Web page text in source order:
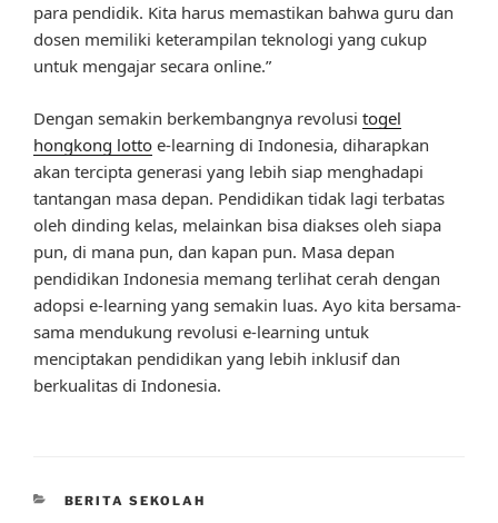
para pendidik. Kita harus memastikan bahwa guru dan
dosen memiliki keterampilan teknologi yang cukup
untuk mengajar secara online.”
Dengan semakin berkembangnya revolusi togel
hongkong lotto e-learning di Indonesia, diharapkan
akan tercipta generasi yang lebih siap menghadapi
tantangan masa depan. Pendidikan tidak lagi terbatas
oleh dinding kelas, melainkan bisa diakses oleh siapa
pun, di mana pun, dan kapan pun. Masa depan
pendidikan Indonesia memang terlihat cerah dengan
adopsi e-learning yang semakin luas. Ayo kita bersama-
sama mendukung revolusi e-learning untuk
menciptakan pendidikan yang lebih inklusif dan
berkualitas di Indonesia.
CATEGORIES
BERITA SEKOLAH